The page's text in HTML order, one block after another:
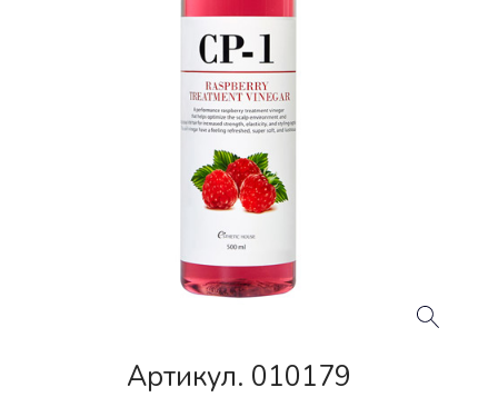
Артикул. 010179